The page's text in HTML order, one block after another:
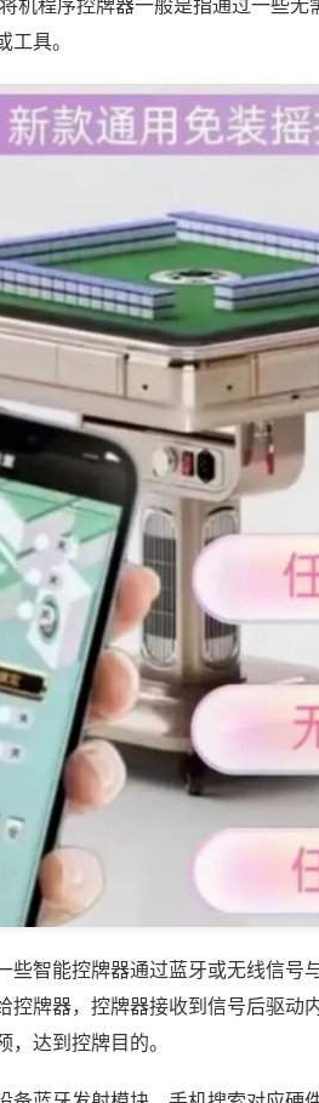
机程序控牌器一般是指通过一些
具。
些智能控牌器通过蓝牙或无线信号
控牌器，控牌器接收到信号后驱动
达到控牌目的。